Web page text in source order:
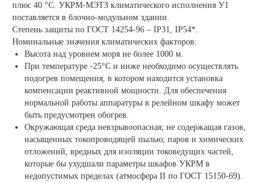
плюс 40 °С. УКРМ-МЭТЗ климатического исполнения У1
поставляется в блочно-модульном здании.
Степень защиты по ГОСТ 14254-96 – IP31, IP54*.
Номинальные значения климатических факторов:
Высота над уровнем моря не более 1000 м.
При температуре -25°С и ниже необходимо осуществлять
подогрев помещения, в котором находится установка
компенсации реактивной мощности. Для обеспечения
нормальной работы аппаратуры в релейном шкафу может
быть предусмотрен обогрев.
Окружающая среда невзрывоопасная; не содержащая газов,
насыщенных токопроводящей пылью; паров и химических
отложений, вредных для изоляции токоведущих частей,
которые бы ухудшали параметры шкафов УКРМ в
недопустимых пределах (атмосфера II по ГОСТ 15150-69).